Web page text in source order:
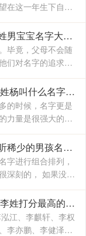
在这一年生下自己
第一份礼物。2023
俊吉、宸禹、源姓吴的宝宝取什么名字 吴姓男宝宝名字大全2023吉祥如意
毕竟，父母不会随
们对名字的追求也
望世界上最好的孩
关心名字的选择姓杨男宝宝取名大全2023 姓杨叫什么名字比较好
的时候，名字更是
力量是很强大的，
自己的心中所想和
个好名字的同时 给姓王的宝宝起名 王姓好听稀少的男孩名字2023
字进行组合排列，
深刻的， 如果没有
么这就是一件非常
的名字
2023年李姓男孩最佳取名 李姓打分最高的名字
江、李麒轩、李权
李亦鹏、李健泽、